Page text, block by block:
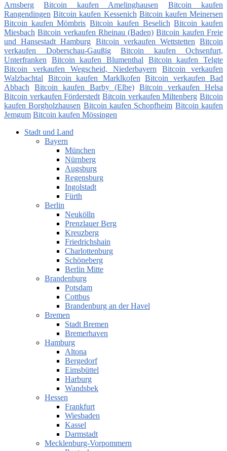
Arnsberg
Bitcoin kaufen Amelinghausen
Bitcoin kaufen
Rangendingen Bitcoin kaufen Kessenich Bitcoin kaufen Meinersen
Bitcoin kaufen Mömbris Bitcoin kaufen Beselich Bitcoin kaufen
Miesbach Bitcoin verkaufen Rheinau (Baden) Bitcoin kaufen Freie
und Hansestadt Hamburg Bitcoin verkaufen Wettstetten Bitcoin
verkaufen Doberschau-Gaußig
Bitcoin kaufen Ochsenfurt,
Unterfranken
Bitcoin kaufen Blumenthal
Bitcoin kaufen Telgte
Bitcoin verkaufen Wegscheid, Niederbayern
Bitcoin verkaufen
Walzbachtal
Bitcoin kaufen Marklkofen Bitcoin verkaufen Bad
Abbach
Bitcoin kaufen Barby (Elbe) Bitcoin verkaufen Helsa
Bitcoin verkaufen Förderstedt Bitcoin verkaufen Miltenberg Bitcoin
kaufen Borgholzhausen Bitcoin kaufen Schopfheim Bitcoin kaufen
Jemgum Bitcoin kaufen Mössingen
Stadt und Land
Bayern
München
Nürnberg
Augsburg
Regensburg
Ingolstadt
Fürth
Berlin
Neukölln
Prenzlauer Berg
Kreuzberg
Friedrichshain
Charlottenburg
Schöneberg
Berlin Mitte
Brandenburg
Potsdam
Cottbus
Brandenburg an der Havel
Bremen
Stadt Bremen
Bremerhaven
Hamburg
Altona
Bergedorf
Eimsbüttel
Harburg
Wandsbek
Hessen
Frankfurt
Wiesbaden
Kassel
Darmstadt
Mecklenburg-Vorpommern